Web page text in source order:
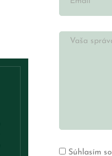
Súhlasím so